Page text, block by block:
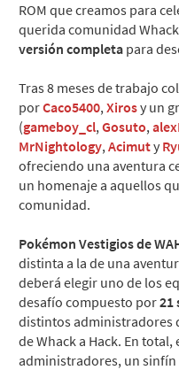
ROM que creamos para
querida comunidad
versión completa para
Tras 8 meses de trabajo
porCaco5400,Xirosy un
(gameboy_cl,Gosuto,
MrNightology,Acimuty
ofreciendo una aventura
un homenaje a aquellos
comunidad.
Pokémon Vestigios de
distinta a la de una
deberá elegir uno de los
desafío compuesto por21
distintos administradores
de Whack a Hack. En
administradores, un sinfín